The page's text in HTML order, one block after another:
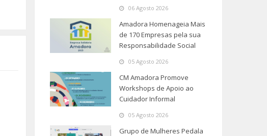
06 Agosto 2026
Amadora Homenageia Mais
de 170 Empresas pela sua
Responsabilidade Social
05 Agosto 2026
CM Amadora Promove
Workshops de Apoio ao
Cuidador Informal
05 Agosto 2026
Grupo de Mulheres Pedala